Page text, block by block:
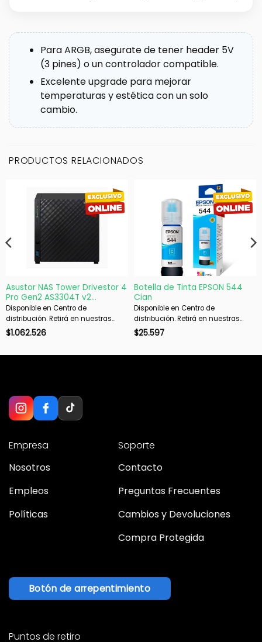
Para ARGB, asegurate de tener header 5V
(3 pines) o un controlador compatible.
Excelente upgrade para mejorar
temperaturas y estética con un solo
cambio.
PRODUCTOS RELACIONADOS
Asustor NAS Tower Drivestor 4
Pro Gen2 AS3304T v2
4X3.5/2.5
Disponible en Centro de
distribución. Retirá en nuestras
sucursales en 48 hs hábiles. Si es
$1.062.526
Botella de Tinta EPSON 544
Cian
Disponible en Centro de
distribución. Retirá en nuestras
sucursales en 48 hs hábiles. Si es
$25.597
Empresa
Nosotros
Empleos
Políticas
Soporte
Contacto
Preguntas Frecuentes
Cambios y Devoluciones
Compra Protegida
Botón de arrepentimiento
Puntos de retiro